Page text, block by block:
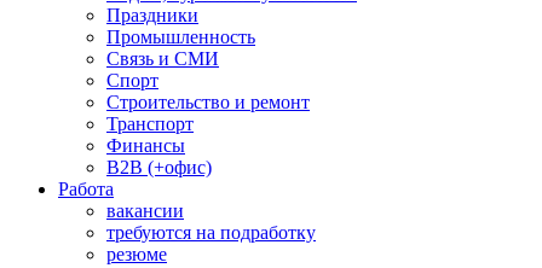
Праздники
Промышленность
Связь и СМИ
Спорт
Строительство и ремонт
Транспорт
Финансы
B2B (+офис)
Работа
вакансии
требуются на подработку
резюме